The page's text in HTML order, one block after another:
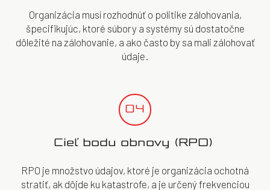
Organizácia musí rozhodnúť o politike zálohovania,
špecifikujúc, ktoré súbory a systémy sú dostatočne
dôležité na zálohovanie, a ako často by sa mali zálohovať
údaje.
04
Cieľ bodu obnovy (RPO)
RPO je množstvo údajov, ktoré je organizácia ochotná
stratiť, ak dôjde ku katastrofe, a je určený frekvenciou